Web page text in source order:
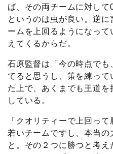
ば、その両チームに対し
というのは虫が良い。逆
ームを上回るようになっ
えてくるからだ。
石原監督は「今の時点で
てると思うし、策を練って
た上で、あくまでも王道
している。
「クオリティーで上回っ
若いチームですし、本当
と。その２つに勝つと考